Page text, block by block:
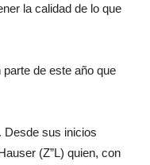
la calidad de lo que
de este año que
Desde sus inicios
(Z”L) quien, con